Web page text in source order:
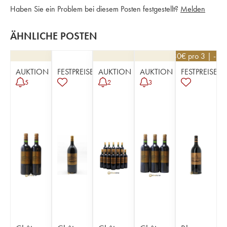
Haben Sie ein Problem bei diesem Posten festgestellt? Melden
ÄHNLICHE POSTEN
AUKTION
5
FESTPREISE AUKTION
2
AUKTION
3
51,30€ pro 3 | -
FESTPREISE